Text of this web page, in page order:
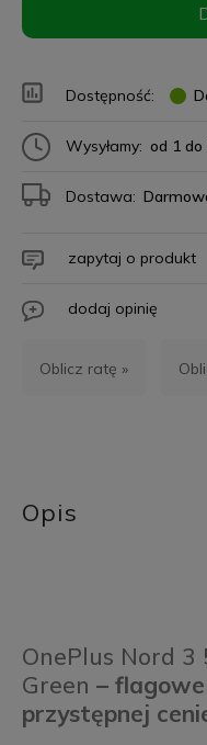
Dostępność:
Wysyłamy: od 1 do
Dostawa:
zapytaj o produkt
dodaj opinię
Oblicz ratę »
Opis
OnePlus Nord 3
Green –
przystępnej